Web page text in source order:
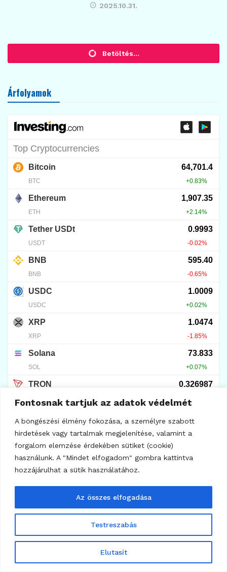
Fontosnak tartjuk az adatok védelmét
A böngészési élmény fokozása, a személyre szabott
hirdetések vagy tartalmak megjelenítése, valamint a
forgalom elemzése érdekében sütiket (cookie)
használunk. A "Mindet elfogadom" gombra kattintva
hozzájárulhat a sütik használatához.
Testreszabás
Elutasít
Az összes elfogadása
2025.10.31.
ELŐÉRTÉKESÍTÉSEK
Kriptovaluta előértékesítések –
66
A Maxi Doge előértékesítése megállás nélkül
toborozza a befektetőket